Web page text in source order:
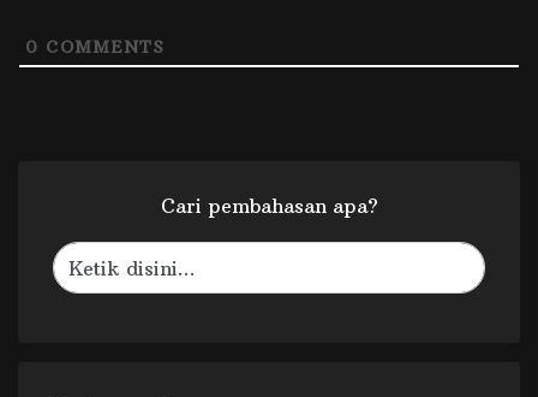
0 COMMENTS
Cari pembahasan apa?